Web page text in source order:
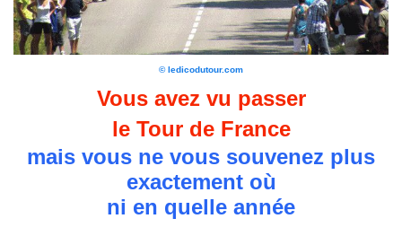
© ledicodutour.com
Vous avez vu passer
le Tour de France
mais vous ne vous souvenez plus
exactement où
ni en quelle année